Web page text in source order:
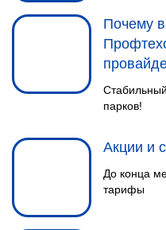
Почему
парков!
Акции и
До конца
тарифы
5